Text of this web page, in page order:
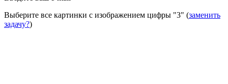
Выберите все картинки с изображением цифры "3" (заменить
задачу?)